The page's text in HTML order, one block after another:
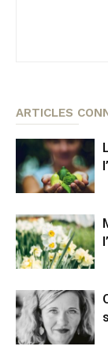
ARTICLES